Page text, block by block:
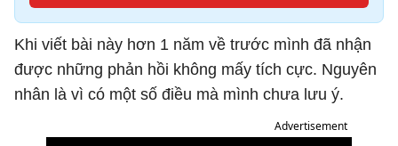
Khi viết bài này hơn 1 năm về trước mình đã nhận
được những phản hồi không mấy tích cực. Nguyên
nhân là vì có một số điều mà mình chưa lưu ý.
Advertisement